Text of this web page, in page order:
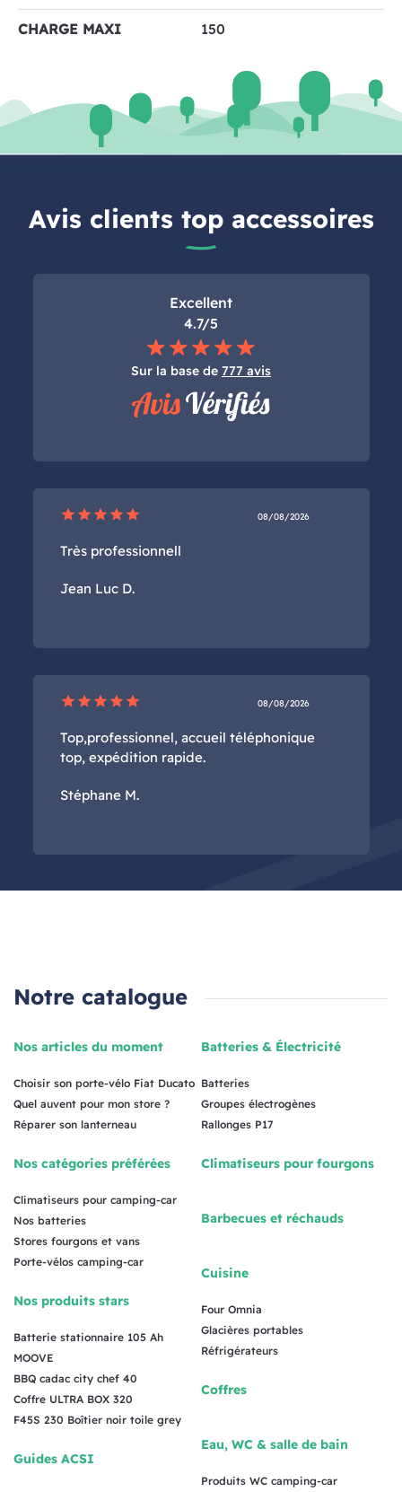
CHARGE MAXI 150
Avis clients top accessoires
Excellent
4.7/5
Sur la base de 777 avis
star star star star star 08/08/2026
Très professionnell
Jean Luc D.
star star star star star 08/08/2026
Top,professionnel, accueil téléphonique
top, expédition rapide.
Stéphane M.
Notre catalogue
Nos articles du moment
Choisir son porte-vélo Fiat Ducato
Quel auvent pour mon store ?
Réparer son lanterneau
Nos catégories préférées
Climatiseurs pour camping-car
Nos batteries
Stores fourgons et vans
Porte-vélos camping-car
Nos produits stars
Batterie stationnaire 105 Ah
MOOVE
BBQ cadac city chef 40
Coffre ULTRA BOX 320
F45S 230 Boîtier noir toile grey
Guides ACSI
Batteries & Électricité
Batteries
Groupes électrogènes
Rallonges P17
Climatiseurs pour fourgons
Barbecues et réchauds
Cuisine
Four Omnia
Glacières portables
Réfrigérateurs
Coffres
Eau, WC & salle de bain
Produits WC camping-car